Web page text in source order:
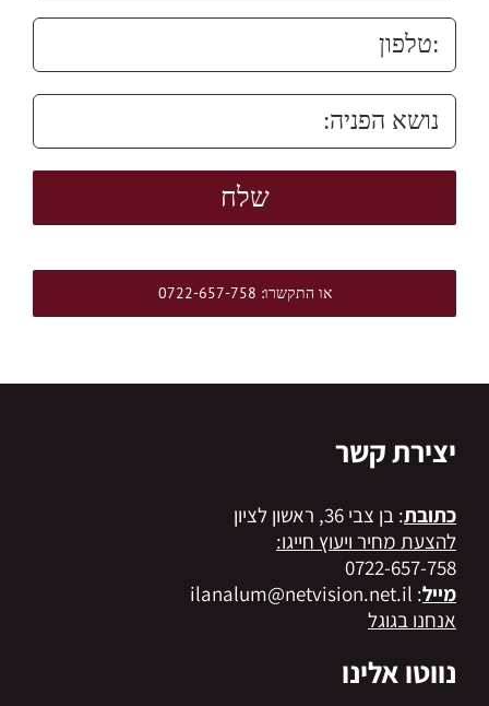
או התקשרו: 0722-657-758
יצירת קשר
כתובת: בן צבי 36, ראשון לציון
להצעת מחיר ויעוץ חייגו:
0722-657-758
מייל: ilanalum@netvision.net.il
אנחנו בגוגל
נווטו אלינו